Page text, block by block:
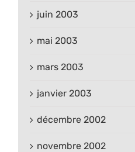
juin 2003
mai 2003
mars 2003
janvier 2003
décembre 2002
novembre 2002